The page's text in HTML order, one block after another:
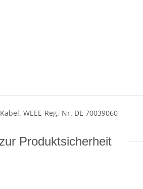
WEEE-Reg.-Nr. DE 70039060
Produktsicherheit